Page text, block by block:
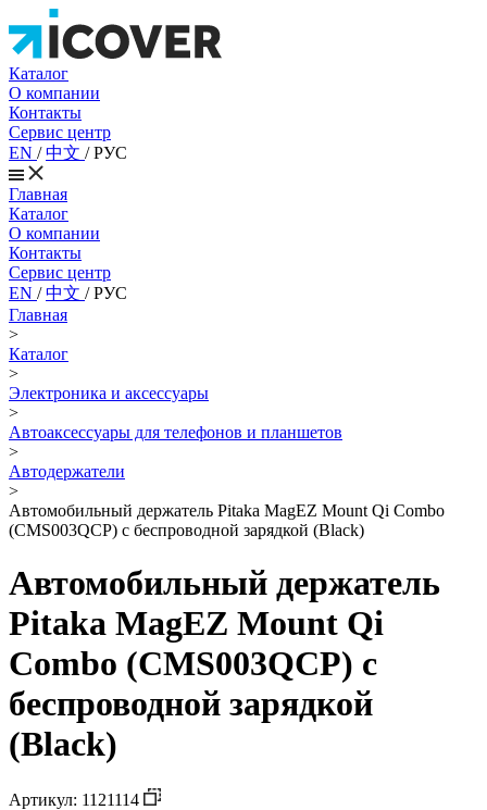
Каталог
О компании
Контакты
Сервис центр
EN /中文 /РУС
Главная
Каталог
О компании
Контакты
Сервис центр
EN /中文 /РУС
Главная
>
Каталог
>
Электроника и аксессуары
>
Автоаксессуары для телефонов и планшетов
>
Автодержатели
>
Автомобильный держатель Pitaka MagEZ Mount Qi Combo
(CMS003QCP) с беспроводной зарядкой (Black)
Автомобильный держатель
Pitaka MagEZ Mount Qi
Combo (CMS003QCP) с
беспроводной зарядкой
(Black)
Артикул: 1121114